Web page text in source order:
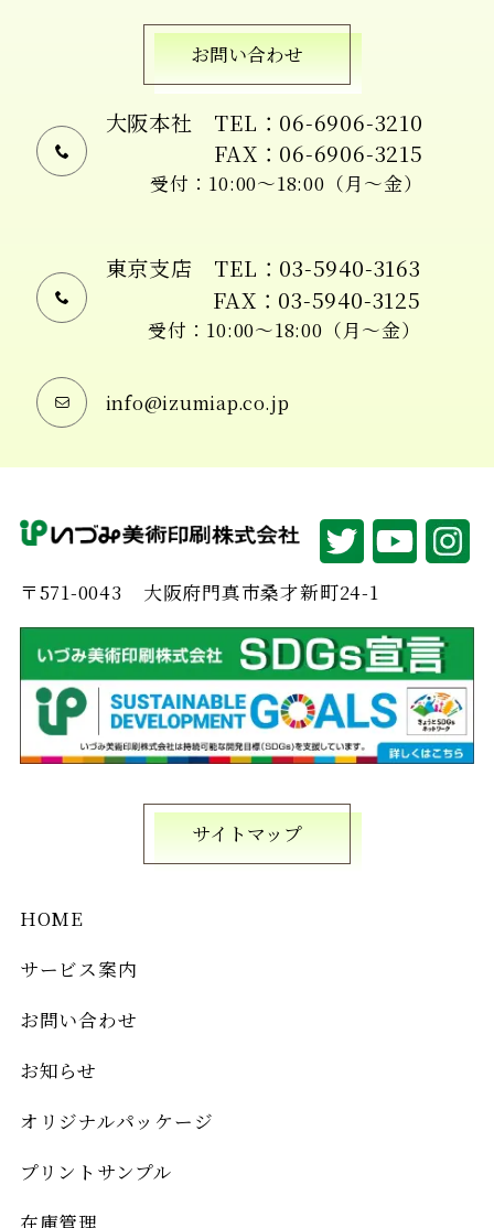
お問い合わせ
大阪本社 TEL：06-6906-3210
FAX：06-6906-3215
受付：10:00〜18:00（月〜金）
東京支店 TEL：03-5940-3163
FAX：03-5940-3125
受付：10:00〜18:00（月〜金）
info@izumiap.co.jp
〒571-0043 大阪府門真市桑才新町24-1
HOME
サービス案内
お問い合わせ
お知らせ
オリジナルパッケージ
プリントサンプル
在庫管理
サイトマップ